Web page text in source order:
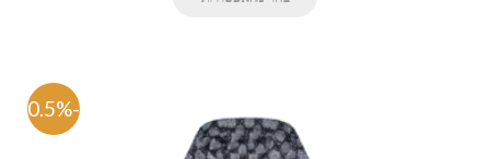
-70.5%